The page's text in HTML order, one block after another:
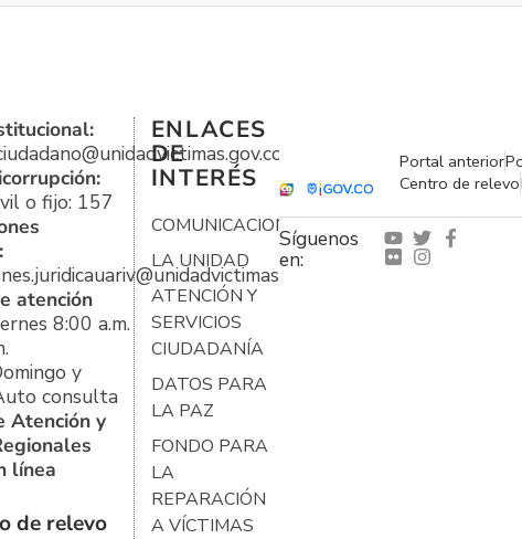
o fijo: 157
atención
8:00 a.m.
y
consulta
Atención y
línea
de relevo
ENLACES
DE
INTERÉS
COMUNICACIONES
LA UNIDAD
ATENCIÓN Y
SERVICIOS
CIUDADANÍA
DATOS PARA
LA PAZ
FONDO PARA
LA
REPARACIÓN
A VÍCTIMAS
Portal anterior
Centro de relevo
Síguenos
en: